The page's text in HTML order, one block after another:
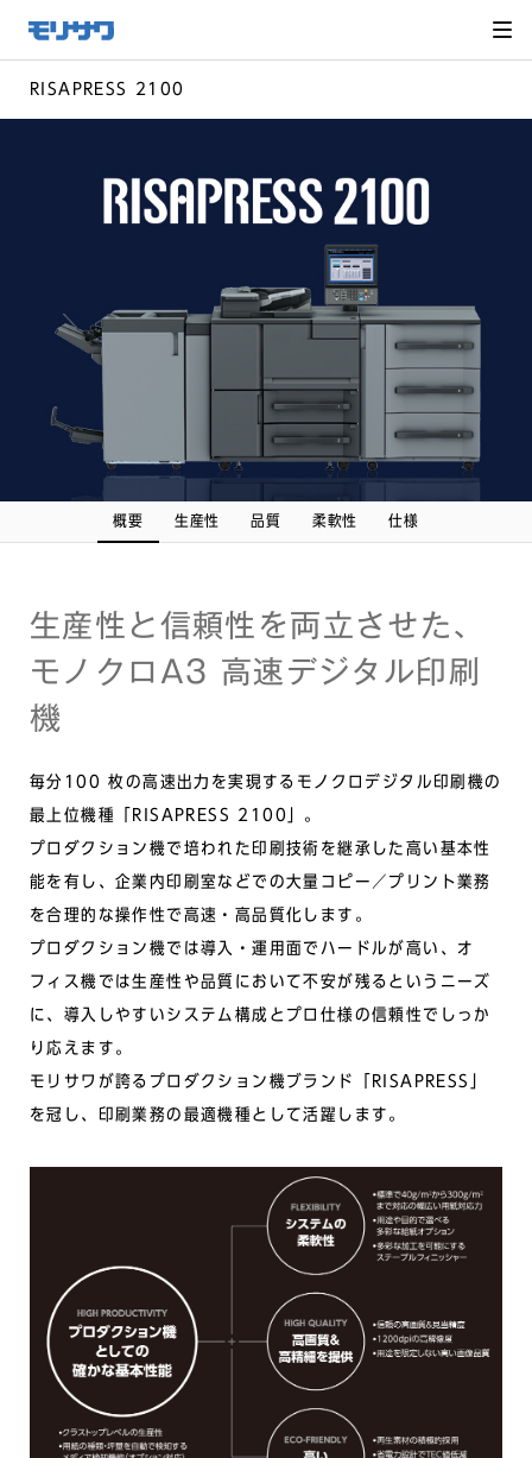
メ
ニュー
飛ばし
へ移動
RISAPRESS 2100
概要 生産性 品質 柔軟性 仕様
生産性と信頼性を両立させた、
モノクロA3 高速デジタル印刷
機
毎分100 枚の高速出力を実現するモノクロデジタル印刷機の
最上位機種「RISAPRESS 2100」。
プロダクション機で培われた印刷技術を継承した高い基本性
能を有し、企業内印刷室などでの大量コピー／プリント業務
を合理的な操作性で高速・高品質化します。
プロダクション機では導入・運用面でハードルが高い、オ
フィス機では生産性や品質において不安が残るというニーズ
に、導入しやすいシステム構成とプロ仕様の信頼性でしっか
り応えます。
モリサワが誇るプロダクション機ブランド「RISAPRESS」
を冠し、印刷業務の最適機種として活躍します。